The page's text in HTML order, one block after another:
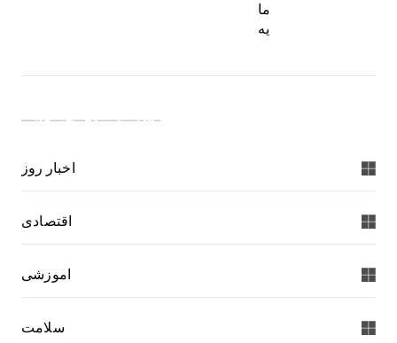
ما
یه
دسته بندی خبرها:
اخبار روز
اقتصادی
اموزشی
سلامت